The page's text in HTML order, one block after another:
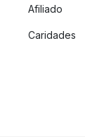
Afiliado
Caridades